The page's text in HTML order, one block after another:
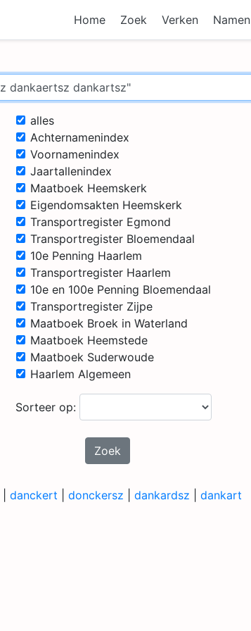
Home Zoek Verken Namen
alles
Achternamenindex
Voornamenindex
Jaartallenindex
Maatboek Heemskerk
Eigendomsakten Heemskerk
Transportregister Egmond
Transportregister Bloemendaal
10e Penning Haarlem
Transportregister Haarlem
10e en 100e Penning Bloemendaal
Transportregister Zijpe
Maatboek Broek in Waterland
Maatboek Heemstede
Maatboek Suderwoude
Haarlem Algemeen
Sorteer op:
Zoek
danckert donckersz dankardsz dankart